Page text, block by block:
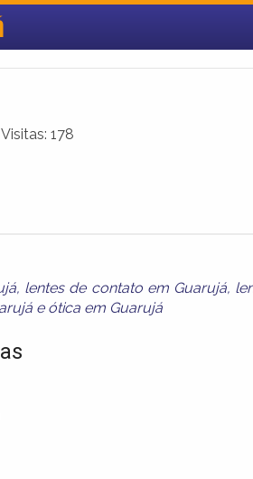
Visitas: 178
, lentes de contato em Guarujá,
e ótica em Guarujá